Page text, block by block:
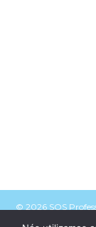
© 2026 SOS